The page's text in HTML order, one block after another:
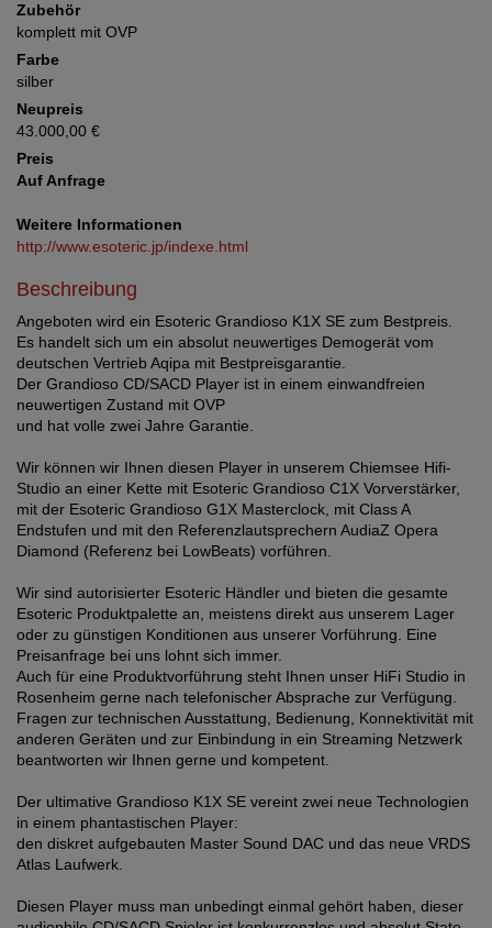
Zubehör
komplett mit OVP
Farbe
silber
Neupreis
43.000,00 €
Preis
Auf Anfrage
Weitere Informationen
http://www.esoteric.jp/indexe.html
Beschreibung
Angeboten wird ein Esoteric Grandioso K1X SE zum Bestpreis.
Es handelt sich um ein absolut neuwertiges Demogerät vom
deutschen Vertrieb Aqipa mit Bestpreisgarantie.
Der Grandioso CD/SACD Player ist in einem einwandfreien
neuwertigen Zustand mit OVP
und hat volle zwei Jahre Garantie.
Wir können wir Ihnen diesen Player in unserem Chiemsee Hifi-
Studio an einer Kette mit Esoteric Grandioso C1X Vorverstärker,
mit der Esoteric Grandioso G1X Masterclock, mit Class A
Endstufen und mit den Referenzlautsprechern AudiaZ Opera
Diamond (Referenz bei LowBeats) vorführen.
Wir sind autorisierter Esoteric Händler und bieten die gesamte
Esoteric Produktpalette an, meistens direkt aus unserem Lager
oder zu günstigen Konditionen aus unserer Vorführung. Eine
Preisanfrage bei uns lohnt sich immer.
Auch für eine Produktvorführung steht Ihnen unser HiFi Studio in
Rosenheim gerne nach telefonischer Absprache zur Verfügung.
Fragen zur technischen Ausstattung, Bedienung, Konnektivität mit
anderen Geräten und zur Einbindung in ein Streaming Netzwerk
beantworten wir Ihnen gerne und kompetent.
Der ultimative Grandioso K1X SE vereint zwei neue Technologien
in einem phantastischen Player:
den diskret aufgebauten Master Sound DAC und das neue VRDS
Atlas Laufwerk.
Diesen Player muss man unbedingt einmal gehört haben, dieser